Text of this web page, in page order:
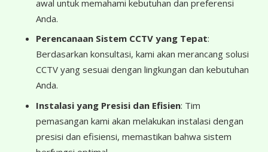
awal untuk memahami kebutuhan dan preferensi
Anda.
Perencanaan Sistem CCTV yang Tepat:
Berdasarkan konsultasi, kami akan merancang solusi
CCTV yang sesuai dengan lingkungan dan kebutuhan
Anda.
Instalasi yang Presisi dan Efisien: Tim
pemasangan kami akan melakukan instalasi dengan
presisi dan efisiensi, memastikan bahwa sistem